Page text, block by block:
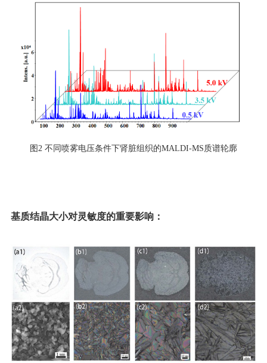
图2 不同喷雾电压条件下肾脏组织的MALDI-MS质谱轮廓
基质结晶大小对灵敏度的重要影响：